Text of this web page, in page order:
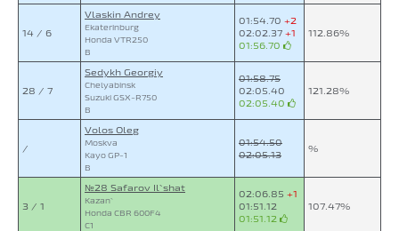
14 / 6
Vlaskin Andrey
Ekaterinburg
Honda VTR250
B
01:54.70 +2
02:02.37 +1
01:56.70
112.86%
28 / 7
Sedykh Georgiy
Chelyabinsk
Suzuki GSX-R750
B
01:58.75
02:05.40
02:05.40
121.28%
/
Volos Oleg
Moskva
Kayo GP-1
B
01:54.50
02:05.13
%
3 / 1
№28 Safarov Il`shat
Kazan`
Honda CBR 600F4
C1
02:06.85 +1
01:51.12
01:51.12
107.47%